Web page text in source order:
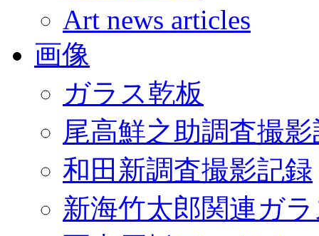
Art news articles
画像
ガラス乾板
尾高鮮之助調査撮
和田新調査撮影記録
新海竹太郎関連ガ